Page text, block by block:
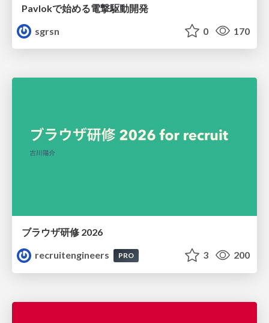
Pavlokで始める電撃駆動開発
sgrsn
0 170
ブラウザ研修 2026
recruitengineers
PRO 3 200